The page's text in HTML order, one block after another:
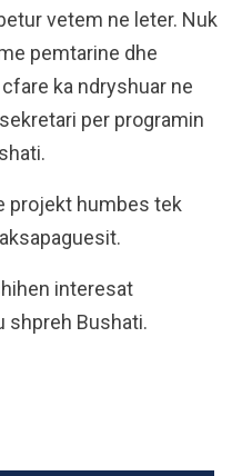
vetem ne leter. Nuk
pemtarine dhe
ka ndryshuar ne
per programin
projekt humbes tek
interesat
shpreh Bushati.